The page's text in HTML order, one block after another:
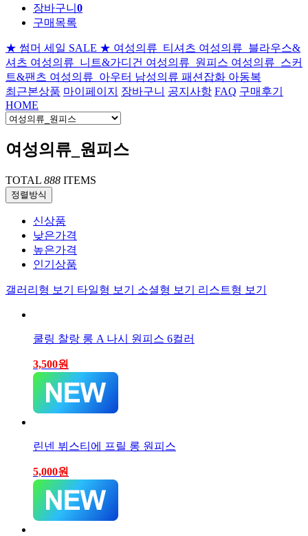
장바구니 0
구매목록
★ 썸머 세일 SALE ★ 여성의류_티셔츠 여성의류_블라우스&
셔츠 여성의류_니트&가디건 여성의류_원피스 여성의류_스커
트&팬츠 여성의류_아우터 남성의류 패션잡화 아동복
최근본상품 마이페이지 장바구니 공지사항 FAQ 구매후기
HOME
여성의류_원피스
TOTAL 888 ITEMS
정렬방식
신상품
낮은가격
높은가격
인기상품
갤러리형 보기 타일형 보기 소셜형 보기 리스트형 보기
쿨링 찰랑 롱 A 나시 원피스 6컬러
3,500원
린넨 뷔스티에 프릴 롱 원피스
5,000원